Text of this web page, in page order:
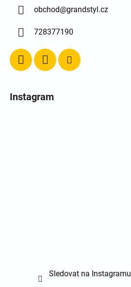
obchod@grandstyl.cz
728377190
Instagram
Sledovat na Instagramu